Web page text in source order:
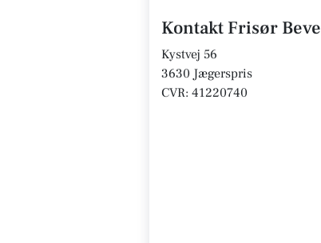
Kontakt Frisør Beve
Kystvej 56
3630 Jægerspris
CVR: 41220740